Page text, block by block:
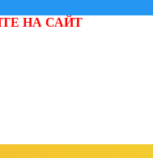
НА САЙТ